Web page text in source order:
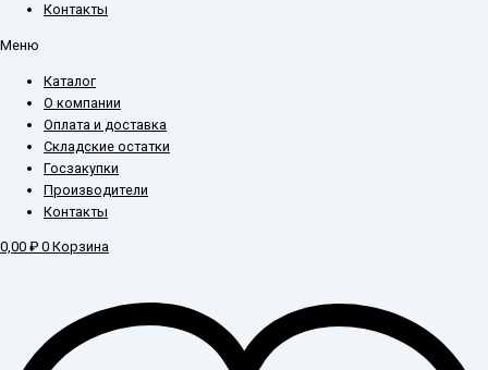
Контакты
Меню
Каталог
О компании
Оплата и доставка
Складские остатки
Госзакупки
Производители
Контакты
0,00 ₽ 0 Корзина